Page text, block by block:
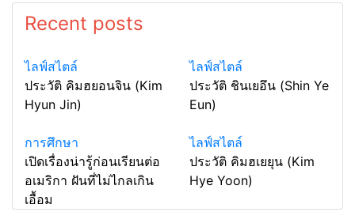
Recent posts
ไลฟ์สไตล์
ประวัติ คิมฮยอนจิน (Kim
Hyun Jin)
ไลฟ์สไตล์
ประวัติ ชินเยอึน (Shin Ye
Eun)
การศึกษา
เปิดเรื่องน่ารู้ก่อนเรียนต่อ
อเมริกา ฝันที่ไม่ไกลเกิน
เอื้อม
ไลฟ์สไตล์
ประวัติ คิมฮเยยุน (Kim
Hye Yoon)